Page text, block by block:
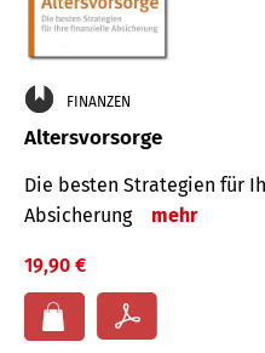
FINANZEN
Altersvorsorge
Die besten Strategien für
Absicherung
mehr
19,90 €